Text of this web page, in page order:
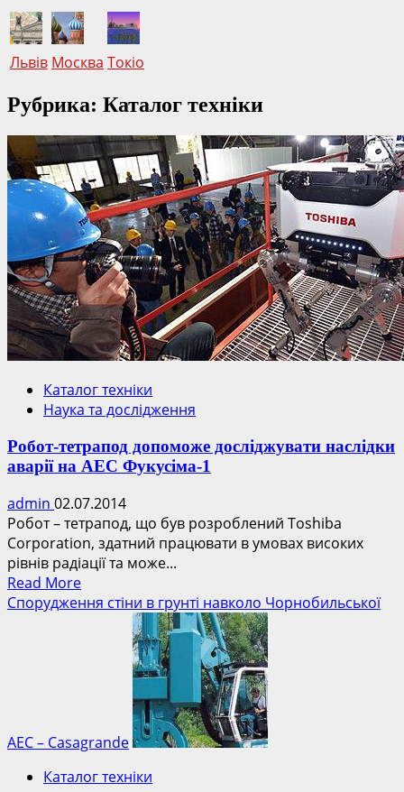
Львів Москва Токіо
Рубрика: Каталог техніки
Каталог техніки
Наука та дослідження
Робот-тетрапод допоможе досліджувати наслідки
аварії на АЕС Фукусіма-1
admin 02.07.2014
Робот – тетрапод, що був розроблений Toshiba
Corporation, здатний працювати в умовах високих
рівнів радіації та може...
Read MoreRead
more
тетрапод
допоможе
досліджувати
наслідки
аварії
АЕС
Спорудження стіни в грунті навколо Чорнобильської
АЕС – Casagrande
Каталог техніки